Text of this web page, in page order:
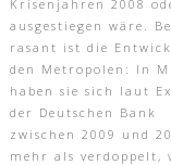
Krisenjahren 2008
ausgestiegen wäre.
rasant ist die
den Metropolen: In
haben sie sich laut
der Deutschen Bank
zwischen 2009 und
mehr als verdoppelt,